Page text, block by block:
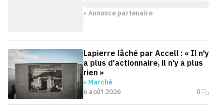
Annonce partenaire
Lapierre lâché par Accell : « Il n'y
a plus d'actionnaire, il n'y a plus
rien »
Marché
6 août 2026
0